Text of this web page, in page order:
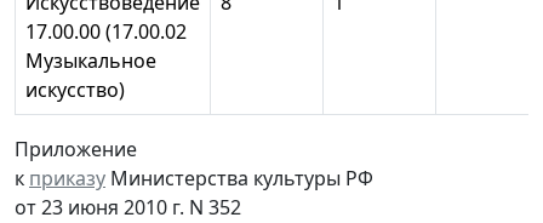
17.00.00 (17.00.02
Музыкальное
искусство)
Приложение
к приказу Министерства культуры РФ
от 23 июня 2010 г. N 352